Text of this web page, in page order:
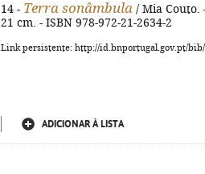
14 - Terra sonâmbula / Mia Couto.
21 cm. - ISBN 978-972-21-2634-2
Link persistente: http://id.bnportugal.gov.pt/
ADICIONAR À LISTA